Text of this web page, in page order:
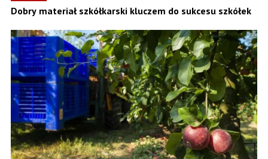
Dobry materiał szkółkarski kluczem do sukcesu szkółek